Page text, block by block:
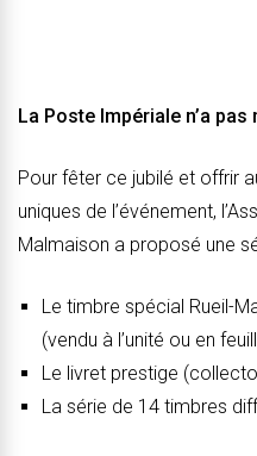
La Poste Impériale n’a
Pour fêter ce jubilé et offrir
uniques de l’événement,
Malmaison a proposé une
Le timbre spécial Rueil-
(vendu à l’unité ou en
Le livret prestige
La série de 14 timbres